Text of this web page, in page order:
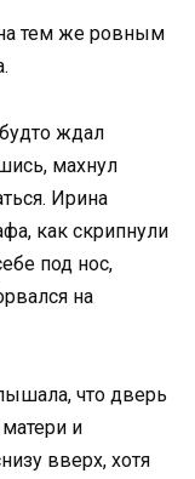
тем же ровным
ждал
махнул
Ирина
как скрипнули
под нос,
на
что дверь
и
вверх, хотя